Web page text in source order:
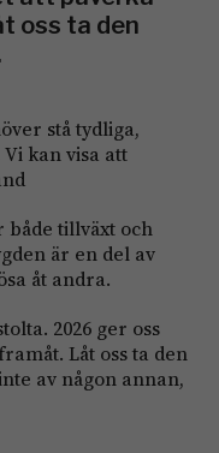
oss ta den
stå tydliga,
kan visa att
tillväxt och
är en del av
åt andra.
2026 ger oss
Låt oss ta den
av någon annan,